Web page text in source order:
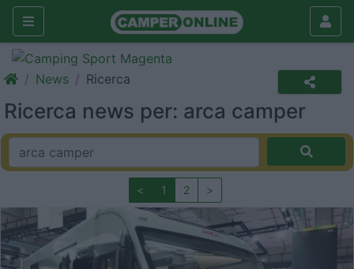
News Ricerca
Ricerca news per: arca camper
< 1 2 >